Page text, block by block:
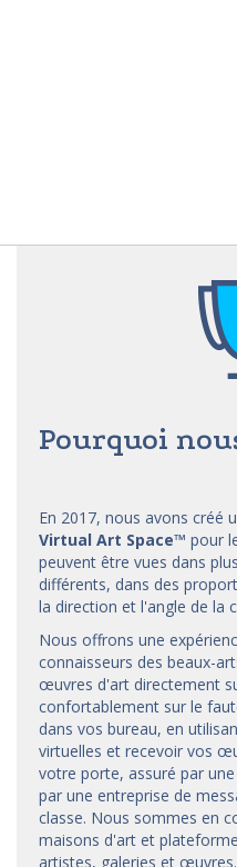
Pourquoi
En 2017, nous avons créé
Virtual Art Space™ pour
peuvent être vues dans
différents, dans des
la direction et l'angle de la
Nous offrons une
connaisseurs des beaux-
œuvres d'art directement
confortablement sur le
dans vos bureau, en
virtuelles et recevoir vos
votre porte, assuré par
par une entreprise de
classe. Nous sommes en
maisons d'art et
artistes, galeries et œuvres.